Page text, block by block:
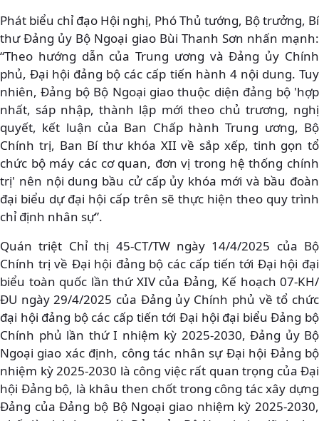
Phát biểu chỉ đạo Hội nghị, Phó Thủ tướng, Bộ trưởng, Bí
thư Đảng ủy Bộ Ngoại giao Bùi Thanh Sơn nhấn mạnh:
“Theo hướng dẫn của Trung ương và Đảng ủy Chính
phủ, Đại hội đảng bộ các cấp tiến hành 4 nội dung. Tuy
nhiên, Đảng bộ Bộ Ngoại giao thuộc diện đảng bộ 'hợp
nhất, sáp nhập, thành lập mới theo chủ trương, nghị
quyết, kết luận của Ban Chấp hành Trung ương, Bộ
Chính trị, Ban Bí thư khóa XII về sắp xếp, tinh gọn tổ
chức bộ máy các cơ quan, đơn vị trong hệ thống chính
trị' nên nội dung bầu cử cấp ủy khóa mới và bầu đoàn
đại biểu dự đại hội cấp trên sẽ thực hiện theo quy trình
chỉ định nhân sự”.
Quán triệt Chỉ thị 45-CT/TW ngày 14/4/2025 của Bộ
Chính trị về Đại hội đảng bộ các cấp tiến tới Đại hội đại
biểu toàn quốc lần thứ XIV của Đảng, Kế hoạch 07-KH/
ĐU ngày 29/4/2025 của Đảng ủy Chính phủ về tổ chức
đại hội đảng bộ các cấp tiến tới Đại hội đại biểu Đảng bộ
Chính phủ lần thứ I nhiệm kỳ 2025-2030, Đảng ủy Bộ
Ngoại giao xác định, công tác nhân sự Đại hội Đảng bộ
nhiệm kỳ 2025-2030 là công việc rất quan trọng của Đại
hội Đảng bộ, là khâu then chốt trong công tác xây dựng
Đảng của Đảng bộ Bộ Ngoại giao nhiệm kỳ 2025-2030,